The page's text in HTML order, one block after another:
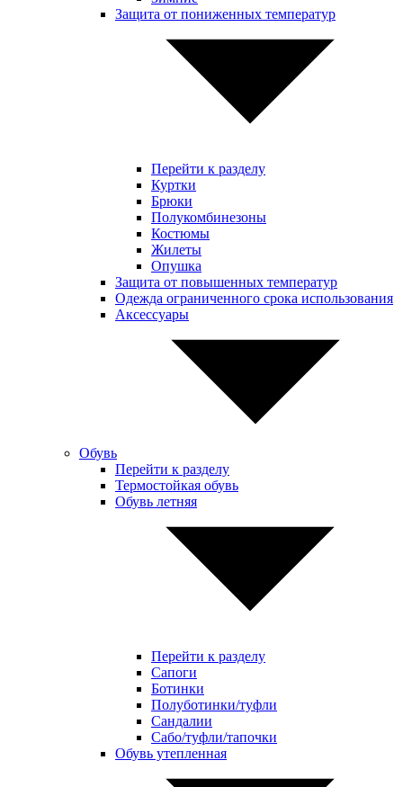
Защита от пониженных температур
Перейти к разделу
Куртки
Брюки
Полукомбинезоны
Костюмы
Жилеты
Опушка
Защита от повышенных температур
Одежда ограниченного срока использования
Аксессуары
Обувь
Перейти к разделу
Термостойкая обувь
Обувь летняя
Перейти к разделу
Сапоги
Ботинки
Полуботинки/туфли
Сандалии
Сабо/туфли/тапочки
Обувь утепленная